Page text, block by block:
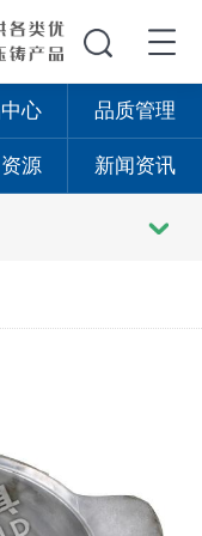
心 品质管理
源 新闻资讯